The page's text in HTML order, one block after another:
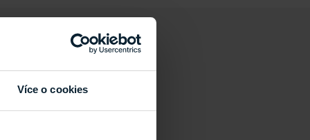
Více o cookies